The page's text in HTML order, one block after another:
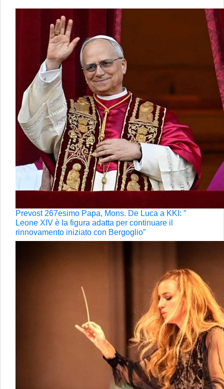
Prevost 267esimo Papa, Mons. De Luca a KKI: ”
Leone XIV è la figura adatta per continuare il
rinnovamento iniziato con Bergoglio”